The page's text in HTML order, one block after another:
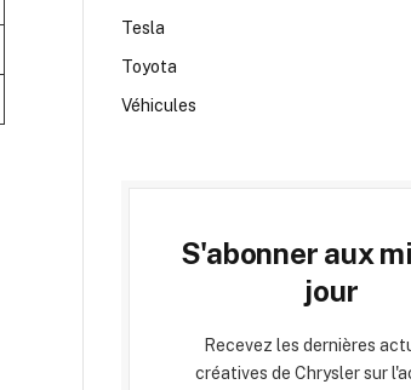
Tesla
Toyota
Véhicules
S'abonner aux
jour
Recevez les dernières
créatives de Chrysler sur